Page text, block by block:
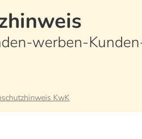
werben-
KwK